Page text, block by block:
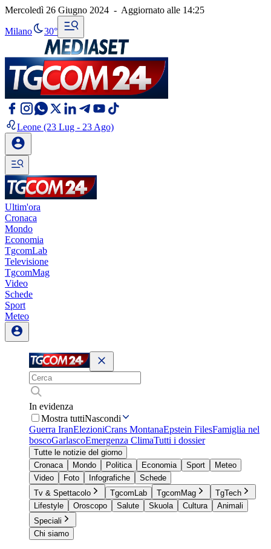
Mercoledì 26 Giugno 2024 - Aggiornato alle 14:25
Milano 30°
Leone (23 Lug - 23 Ago)
Ultim'ora
Cronaca
Mondo
Economia
TgcomLab
Televisione
TgcomMag
Video
Schede
Sport
Meteo
In evidenza
Mostra tuttiNascondi
Guerra IranElezioniCrans MontanaEpstein FilesFamiglia nel
boscoGarlascoEmergenza ClimaTutti i dossier
Tutte le notizie del giorno
Cronaca
Mondo Politica Economia Sport
Meteo
Video
Foto Infografiche
Schede
Tv & Spettacolo
TgcomLab TgcomMag
TgTech
Lifestyle
Oroscopo Salute Skuola Cultura
Animali
Speciali
Chi siamo